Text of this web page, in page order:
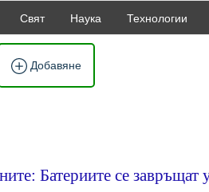
Свят Наука Технологии
Добавяне
Батериите се завръщат